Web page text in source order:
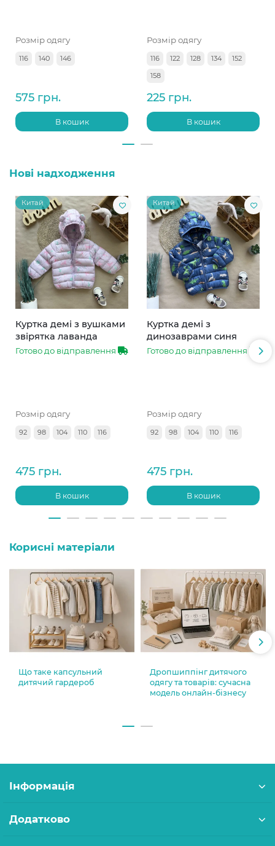
Розмір одягу
116 140 146
575 грн.
В кошик
Розмір одягу
116 122 128 134
152
158
225 грн.
В кошик
Нові надходження
Китай
Куртка демі з вушками
звірятка лаванда
Готово до відправлення
Розмір одягу
92 98 104 110 116
475 грн.
В кошик
Китай
Куртка демі з
динозаврами синя
Готово до відправлення
Розмір одягу
92 98 104 110 116
475 грн.
В кошик
Корисні матеріали
Що таке капсульний
дитячий гардероб
Дропшиппінг дитячого
одягу та товарів: сучасна
модель онлайн-бізнесу
Інформація
Додатково